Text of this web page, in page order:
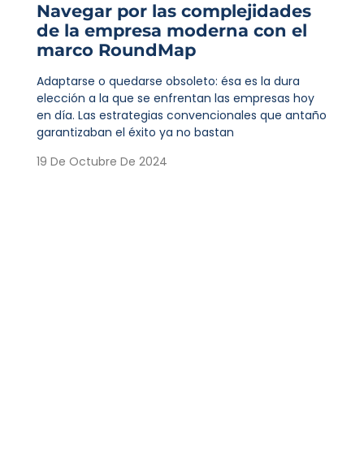
Navegar por las complejidades
de la empresa moderna con el
marco RoundMap
Adaptarse o quedarse obsoleto: ésa es la dura
elección a la que se enfrentan las empresas hoy
en día. Las estrategias convencionales que antaño
garantizaban el éxito ya no bastan
19 De Octubre De 2024